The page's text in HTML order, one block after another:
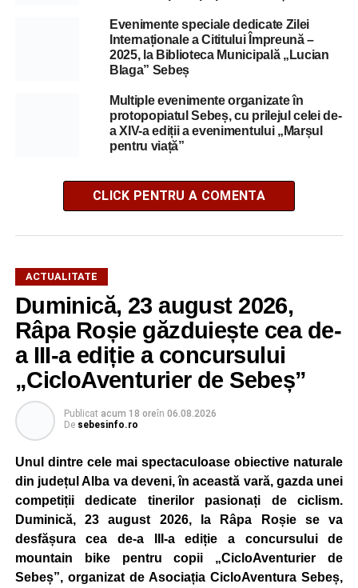
Evenimente speciale dedicate Zilei
Internaționale a Cititului Împreună –
2025, la Biblioteca Municipală „Lucian
Blaga” Sebeș
Multiple evenimente organizate în
protopopiatul Sebeș, cu prilejul celei de-
a XIV-a ediții a evenimentului „Marșul
pentru viață”
CLICK PENTRU A COMENTA
ACTUALITATE
Duminică, 23 august 2026,
Râpa Roșie găzduiește cea de-
a III-a ediție a concursului
„CicloAventurier de Sebeș”
Publicat acum 18 oreîn 06.08.2026
De sebesinfo.ro
Unul dintre cele mai spectaculoase obiective naturale
din județul Alba va deveni, în această vară, gazda unei
competiții dedicate tinerilor pasionați de ciclism.
Duminică, 23 august 2026, la Râpa Roșie se va
desfășura cea de-a III-a ediție a concursului de
mountain bike pentru copii „CicloAventurier de
Sebeș”, organizat de Asociația CicloAventura Sebeș,